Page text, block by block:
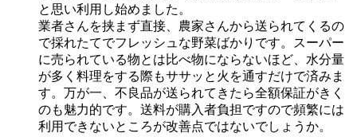
と思い利用し始めました。
業者さんを挟まず直接、農家さんから送られてくるの
で採れたてでフレッシュな野菜ばかりです。スーパー
に売られている物とは比べ物にならないほど、水分量
が多く料理をする際もササッと火を通すだけで済みま
す。万が一、不良品が送られてきたら全額保証がきく
のも魅力的です。送料が購入者負担ですので頻繁には
利用できないところが改善点ではないでしょうか。